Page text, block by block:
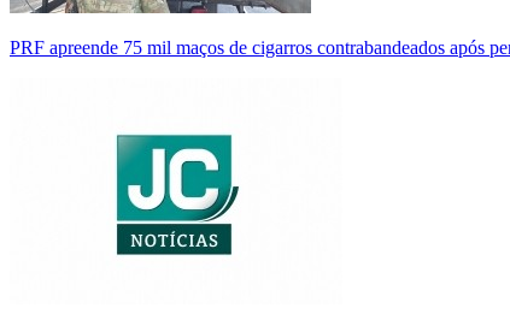
PRF apreende 75 mil maços de cigarros contrabandeados após